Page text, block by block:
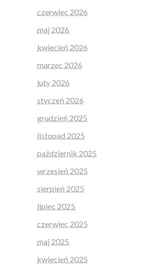
czerwiec 2026
maj 2026
kwiecień 2026
marzec 2026
luty 2026
styczeń 2026
grudzień 2025
listopad 2025
październik 2025
wrzesień 2025
sierpień 2025
lipiec 2025
czerwiec 2025
maj 2025
kwiecień 2025